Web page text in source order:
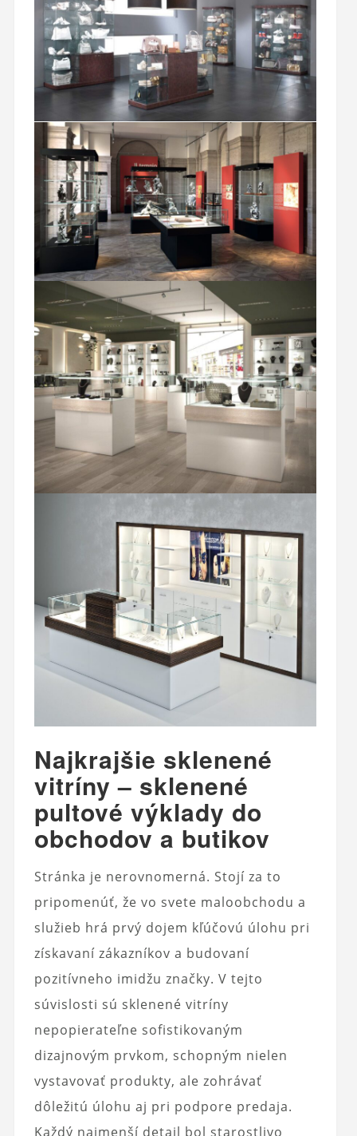
Najkrajšie sklenené
vitríny – sklenené
pultové výklady do
obchodov a butikov
Stránka je nerovnomerná. Stojí za to
pripomenúť, že vo svete maloobchodu a
služieb hrá prvý dojem kľúčovú úlohu pri
získavaní zákazníkov a budovaní
pozitívneho imidžu značky. V tejto
súvislosti sú sklenené vitríny
nepopierateľne sofistikovaným
dizajnovým prvkom, schopným nielen
vystavovať produkty, ale zohrávať
dôležitú úlohu aj pri podpore predaja.
Každý najmenší detail bol starostlivo